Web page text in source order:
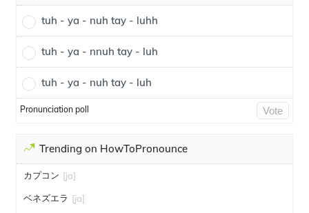
tuh - ya - nuh tay - luhh
tuh - ya - nnuh tay - luh
tuh - ya - nuh tay - luh
Pronunciation poll Vote
Trending on HowToPronounce
カプコン [ja]
ベネズエラ [ja]